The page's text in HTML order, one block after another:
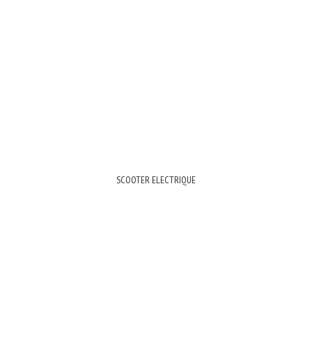
SCOOTER ELECTRIQUE